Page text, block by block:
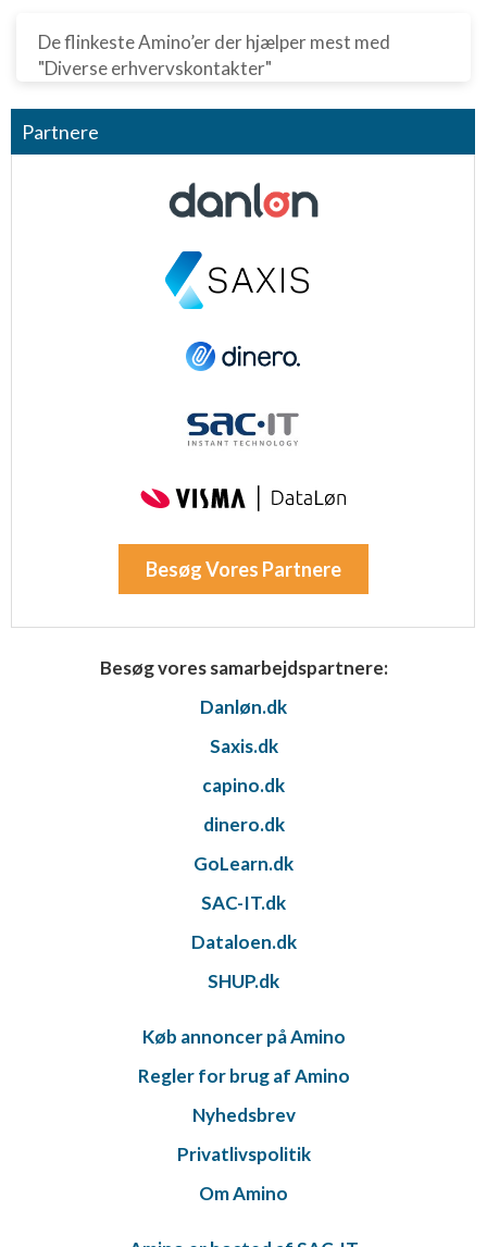
De flinkeste Amino’er der hjælper mest med
"Diverse erhvervskontakter"
Partnere
Besøg Vores Partnere
Besøg vores samarbejdspartnere:
Danløn.dk
Saxis.dk
capino.dk
dinero.dk
GoLearn.dk
SAC-IT.dk
Dataloen.dk
SHUP.dk
Køb annoncer på Amino
Regler for brug af Amino
Nyhedsbrev
Privatlivspolitik
Om Amino